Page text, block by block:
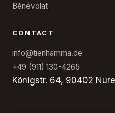
Bénévolat
CONTACT
info@tienhamma.de
+49 (911) 130-4265
Königstr. 64, 90402